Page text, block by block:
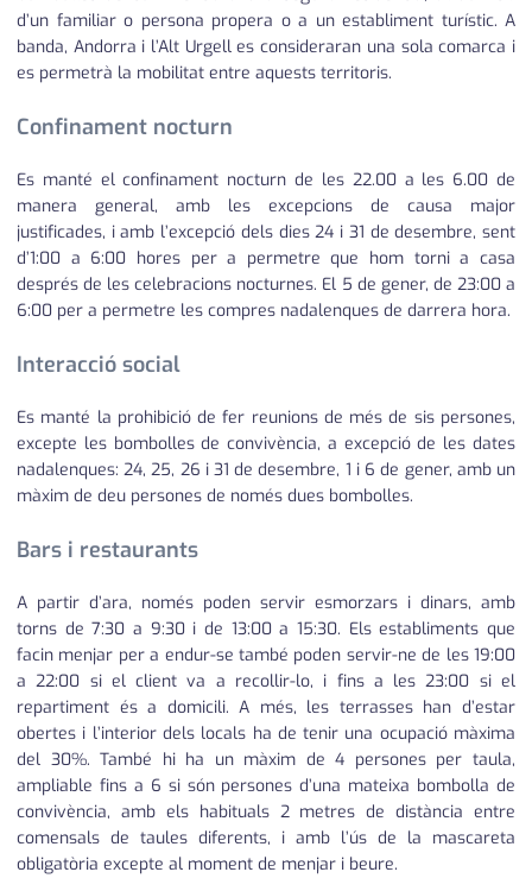
d’un familiar o persona propera o a un establiment turístic. A
banda, Andorra i l’Alt Urgell es consideraran una sola comarca i
es permetrà la mobilitat entre aquests territoris.
Confinament nocturn
Es manté el confinament nocturn de les 22.00 a les 6.00 de
manera general, amb les excepcions de causa major
justificades, i amb l’excepció dels dies 24 i 31 de desembre, sent
d’1:00 a 6:00 hores per a permetre que hom torni a casa
després de les celebracions nocturnes. El 5 de gener, de 23:00 a
6:00 per a permetre les compres nadalenques de darrera hora.
Interacció social
Es manté la prohibició de fer reunions de més de sis persones,
excepte les bombolles de convivència, a excepció de les dates
nadalenques: 24, 25, 26 i 31 de desembre, 1 i 6 de gener, amb un
màxim de deu persones de només dues bombolles.
Bars i restaurants
A partir d’ara, només poden servir esmorzars i dinars, amb
torns de 7:30 a 9:30 i de 13:00 a 15:30. Els establiments que
facin menjar per a endur-se també poden servir-ne de les 19:00
a 22:00 si el client va a recollir-lo, i fins a les 23:00 si el
repartiment és a domicili. A més, les terrasses han d’estar
obertes i l’interior dels locals ha de tenir una ocupació màxima
del 30%. També hi ha un màxim de 4 persones per taula,
ampliable fins a 6 si són persones d’una mateixa bombolla de
convivència, amb els habituals 2 metres de distància entre
comensals de taules diferents, i amb l’ús de la mascareta
obligatòria excepte al moment de menjar i beure.